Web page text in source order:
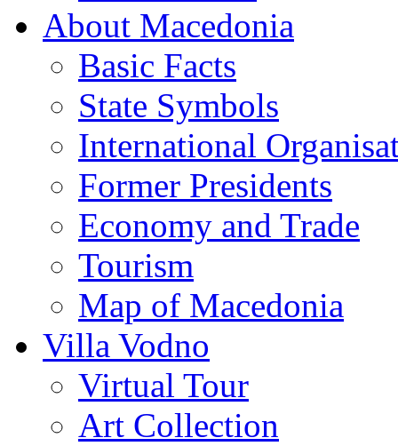
About Macedonia
Basic Facts
State Symbols
International
Former Presidents
Economy and Trade
Tourism
Map of Macedonia
Villa Vodno
Virtual Tour
Art Collection